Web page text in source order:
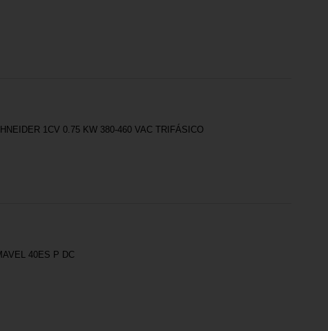
1CV 0.75 KW 380-460 VAC TRIFÁSICO
40ES P DC